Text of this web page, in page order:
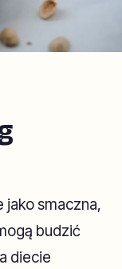
jako smaczna,
budzić
diecie